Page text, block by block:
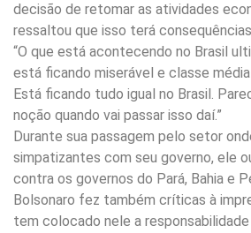
decisão de retomar as atividades
ressaltou que isso terá
“O que está acontecendo no Brasil
está ficando miserável e classe
Está ficando tudo igual no Brasil.
noção quando vai passar isso daí.”
Durante sua passagem pelo setor
simpatizantes com seu governo, ele
contra os governos do Pará, Bahia e
Bolsonaro fez também críticas à
tem colocado nele a